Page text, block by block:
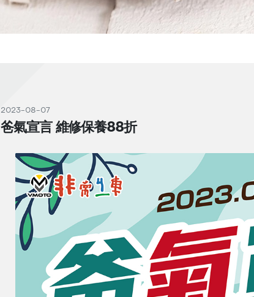
2023-08-07
爸氣宣言 維修保養88折